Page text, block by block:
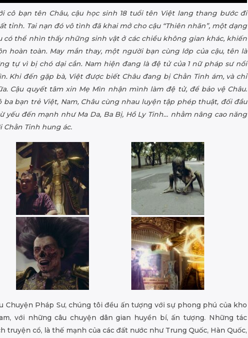
cô bạn tên Châu, cậu học sinh 18 tuổi tên Việt lang thang bước đi
tỉnh. Tai nạn đó vô tình đã khai mở cho cậu “Thiên nhãn”, một dạng
có thể nhìn thấy những sinh vật ở các chiều không gian khác, khiến
hoàn toàn. May mắn thay, một người bạn cùng lớp của cậu, tên là
tự vì bị chó dại cắn. Nam hiện đang là đệ tử của 1 nữ pháp sư nổi
Khi đến gặp bà, Việt được biết Châu đang bị Chằn Tinh ám, và chỉ
Cậu quyết tâm xin Mẹ Mìn nhận mình làm đệ tử, để bảo vệ Châu.
ba bạn trẻ Việt, Nam, Châu cùng nhau luyện tập phép thuật, đối đầu
yếu đến mạnh như Ma Da, Ba Bị, Hồ Ly Tinh… nhằm nâng cao năng
Chằn Tinh hung ác.
Chuyện Pháp Sư, chúng tôi đều ấn tượng với sự phong phú của kho
với những câu chuyện dân gian huyền bí, ấn tượng. Những tác
truyện cổ, là thế mạnh của các đất nước như Trung Quốc, Hàn Quốc,